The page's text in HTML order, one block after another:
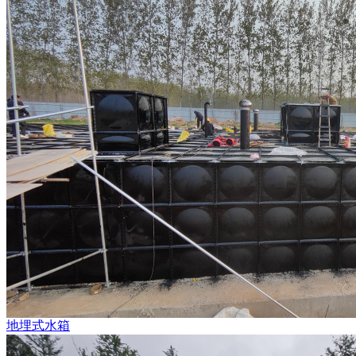
地埋式水箱